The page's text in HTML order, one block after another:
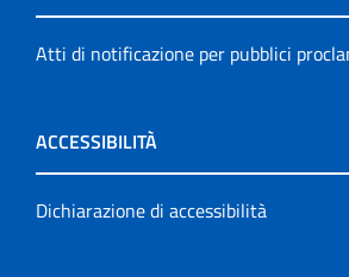
Atti di notificazione per pubblici
ACCESSIBILITÀ
Dichiarazione di accessibilità